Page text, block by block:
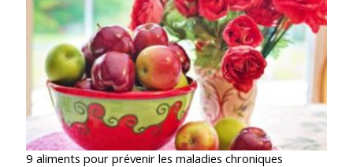
9 aliments pour prévenir les maladies chroniques